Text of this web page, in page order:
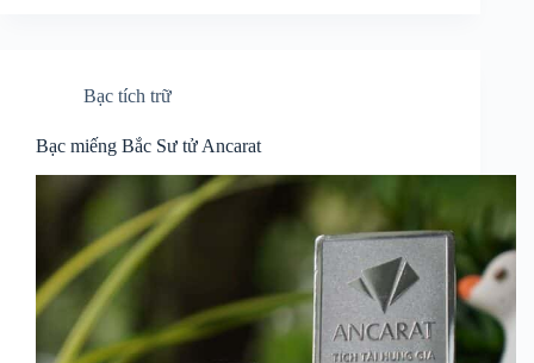
Bạc tích trữ
Bạc miếng Bắc Sư tử Ancarat